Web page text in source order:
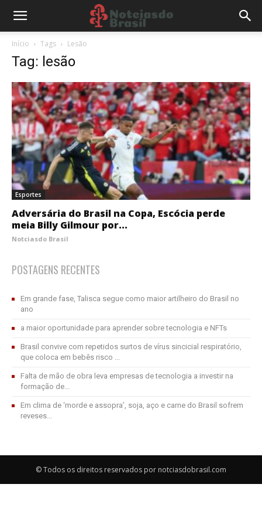
Início Tags Lesão
Tag: lesão
Esportes
Adversária do Brasil na Copa, Escócia perde
meia Billy Gilmour por...
Notciasdo Brasil
POSTAGENS RECENTES
Em grande fase, Talisca segue como maior artilheiro do Brasil no
ano
a maior oportunidade para aprender sobre tecnologia e NFTs
Brasil convive com repetidos surtos de vírus sincicial respiratório,
que coloca em bebês risco ...
Falta de mão de obra leva empresas de tecnologia a investir na
formação de...
Em clima de ‘morde e assopra’, soja, aço e carne do Brasil sofrem
reveses...
© Todos os direitos reservados por notciasdobrasil.com